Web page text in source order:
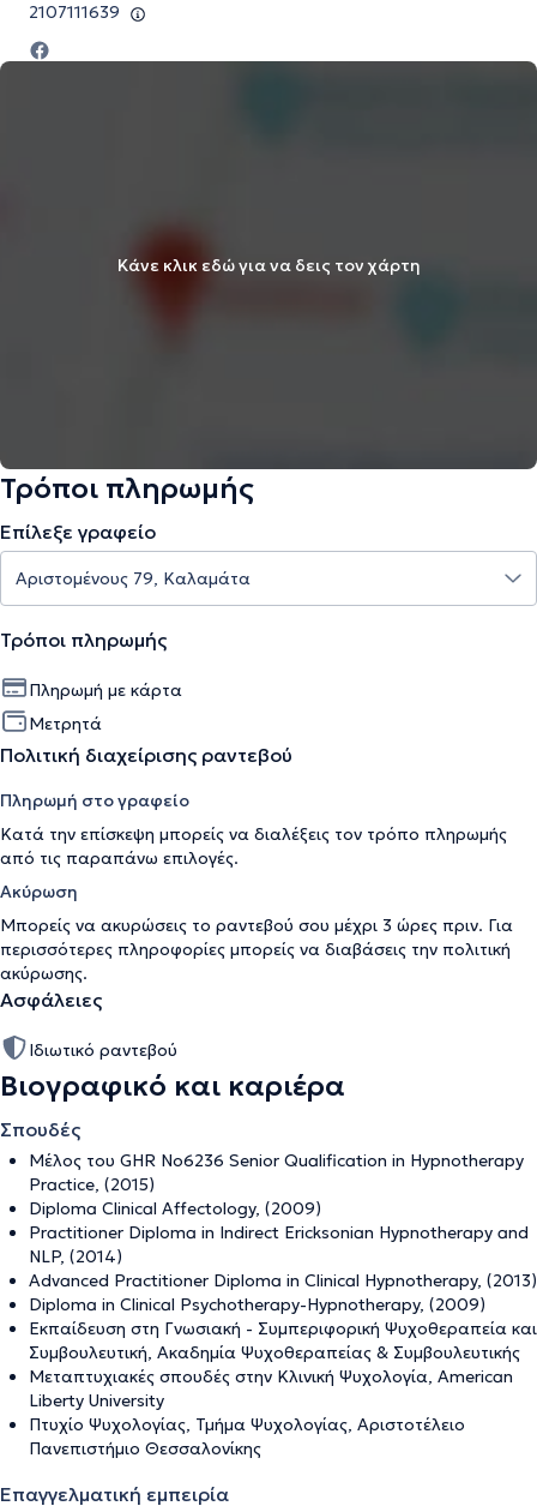
2107111639
Κάνε κλικ εδώ για να δεις τον χάρτη
Τρόποι πληρωμής
Επίλεξε γραφείο
Τρόποι πληρωμής
Πληρωμή με κάρτα
Μετρητά
Πολιτική διαχείρισης ραντεβού
Πληρωμή στο γραφείο
Κατά την επίσκεψη μπορείς να διαλέξεις τον τρόπο πληρωμής
από τις παραπάνω επιλογές.
Ακύρωση
Μπορείς να ακυρώσεις το ραντεβού σου μέχρι 3 ώρες πριν. Για
περισσότερες πληροφορίες μπορείς να διαβάσεις την πολιτική
ακύρωσης.
Ασφάλειες
Ιδιωτικό ραντεβού
Βιογραφικό και καριέρα
Σπουδές
Μέλος του GHR No6236 Senior Qualification in Hypnotherapy
Practice, (2015)
Diploma Clinical Affectology, (2009)
Practitioner Diploma in Indirect Ericksonian Hypnotherapy and
NLP, (2014)
Advanced Practitioner Diploma in Clinical Hypnotherapy, (2013)
Diploma in Clinical Psychotherapy-Hypnotherapy, (2009)
Εκπαίδευση στη Γνωσιακή - Συμπεριφορική Ψυχοθεραπεία και
Συμβουλευτική, Ακαδημία Ψυχοθεραπείας & Συμβουλευτικής
Μεταπτυχιακές σπουδές στην Κλινική Ψυχολογία, American
Liberty University
Πτυχίο Ψυχολογίας, Τμήμα Ψυχολογίας, Αριστοτέλειο
Πανεπιστήμιο Θεσσαλονίκης
Επαγγελματική εμπειρία